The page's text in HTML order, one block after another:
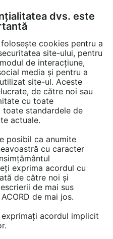
FĂ-ȚI CONT LOGIN
"Mobilier
RESTRANGE
dvs. este
cookies pentru a
site-ului, pentru
de interacțiune,
media și pentru a
site-ul. Aceste
de către noi sau
cu toate
toate standardele de
actuale.
posibil ca anumite
cu caracter
exprima acordul cu
de către noi și
de mai sus
de mai jos.
acordul implicit